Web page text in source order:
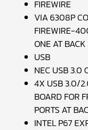
FIREWIRE
VIA 6308P
FIREWIRE-
ONE AT
USB
NEC USB 3.0
4X USB 3.0/
BOARD FOR
PORTS AT
INTEL P67